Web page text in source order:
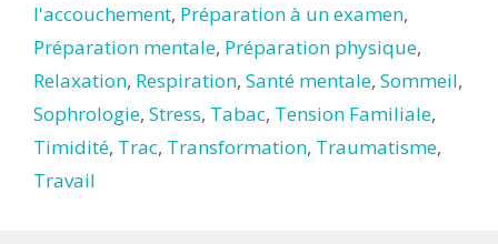
l'accouchement, Préparation à un examen,
Préparation mentale, Préparation physique,
Relaxation, Respiration, Santé mentale, Sommeil,
Sophrologie, Stress, Tabac, Tension Familiale,
Timidité, Trac, Transformation, Traumatisme,
Travail